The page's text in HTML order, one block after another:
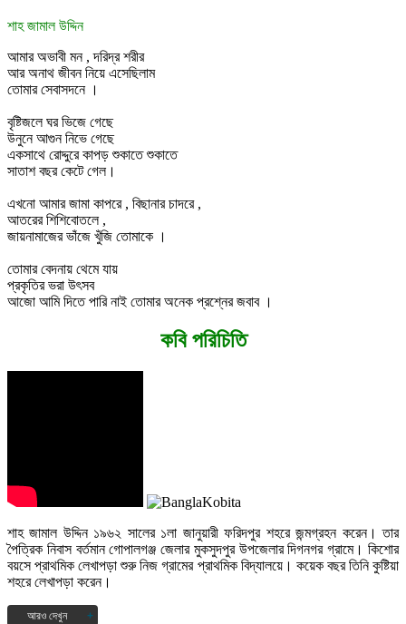
শাহ জামাল উদ্দিন
আমার অভাবী মন , দরিদ্র শরীর
আর অনাথ জীবন নিয়ে এসেছিলাম
তোমার সেবাসদনে ।
বৃষ্টিজলে ঘর ভিজে গেছে
উনুনে আগুন নিভে গেছে
একসাথে রোদ্দুরে কাপড় শুকাতে শুকাতে
সাতাশ বছর কেটে গেল।
এখনো আমার জামা কাপরে , বিছানার চাদরে ,
আতরের শিশিবোতলে ,
জায়নামাজের ভাঁজে খুঁজি তোমাকে ।
তোমার বেদনায় থেমে যায়
প্রকৃতির ভরা উৎসব
আজো আমি দিতে পারি নাই তোমার অনেক প্রশ্নের জবাব ।
কবি পরিচিতি
শাহ জামাল উদ্দিন ১৯৬২ সালের ১লা জানুয়ারী ফরিদপুর শহরে জন্মগ্রহন করেন। তার
পৈত্রিক নিবাস বর্তমান গোপালগঞ্জ জেলার মুকসুদপুর উপজেলার দিগনগর গ্রামে। কিশোর
বয়সে প্রাথমিক লেখাপড়া শুরু নিজ গ্রামের প্রাথমিক বিদ্যালয়ে। কয়েক বছর তিনি কুষ্টিয়া
শহরে লেখাপড়া করেন।
আরও দেখুন